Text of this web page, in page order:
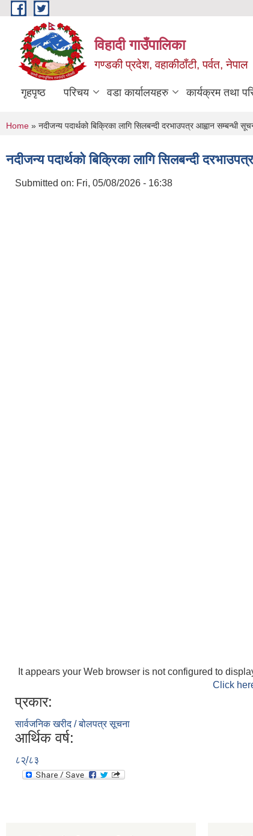
Skip to main content
विहादी गाउँपालिका
गण्डकी प्रदेश, वहाकीठाँटी, पर्वत, नेपाल
गृहपृष्ठ परिचय वडा कार्यालयहरु कार्यक्रम तथा
You are here
Home » नदीजन्य पदार्थको बिक्रिका लागि सिलबन्दी दरभाउपत्र आह्वान
नदीजन्य पदार्थको बिक्रिका लागि सिलबन्दी
Submitted on: Fri, 05/08/2026 - 16:38
It appears your Web browser is not configured to
Click
प्रकार:
सार्वजनिक खरीद / बोलपत्र सूचना
आर्थिक वर्ष:
८२्/८३